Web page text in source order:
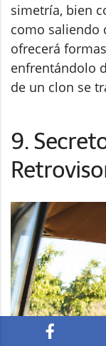
simetría, bien
como saliendo
ofrecerá
enfrentándolo
de un clon se
9.